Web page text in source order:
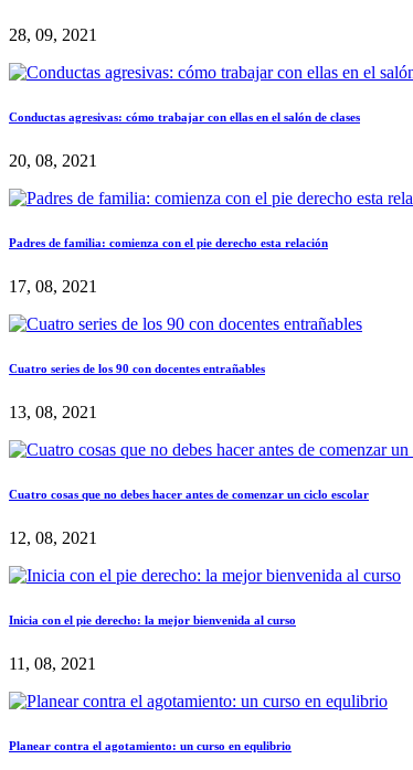
28, 09, 2021
Conductas agresivas: cómo trabajar con ellas en el salón de clases
20, 08, 2021
Padres de familia: comienza con el pie derecho esta relación
17, 08, 2021
Cuatro series de los 90 con docentes entrañables
13, 08, 2021
Cuatro cosas que no debes hacer antes de comenzar un ciclo escolar
12, 08, 2021
Inicia con el pie derecho: la mejor bienvenida al curso
11, 08, 2021
Planear contra el agotamiento: un curso en equlibrio